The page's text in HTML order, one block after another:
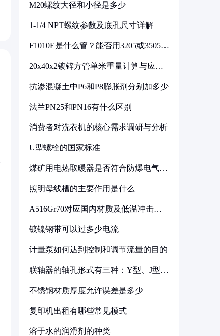
M20螺纹大径和小径是多少
1-1/4 NPT螺纹参数及底孔尺寸详解
F1010E是什么管？能否用3205或3505代
20x40x2镀锌方管单米重量计算与应用
抗渗混凝土中P6和P8膨胀剂分别加多少
法兰PN25和PN16有什么区别
消费者对洗衣机的核心需求调研与分析
U型螺栓的国家标准
煤矿用电热取暖器是否符合防爆电气设
照明母线槽的主要作用是什么
A516Gr70对应国内材质及低温冲击要
镀镍钢带可以过多少电流
计量泵如何达到控制和调节流量的目的
联轴器的轴孔形式有三种：Y型、J型、
不锈钢材质厚度允许误差是多少
复印机出租有哪些常见模式
溶于水的润滑剂的种类